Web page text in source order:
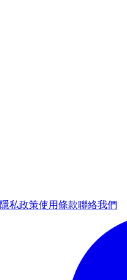
隱私政策使用條款聯絡我們